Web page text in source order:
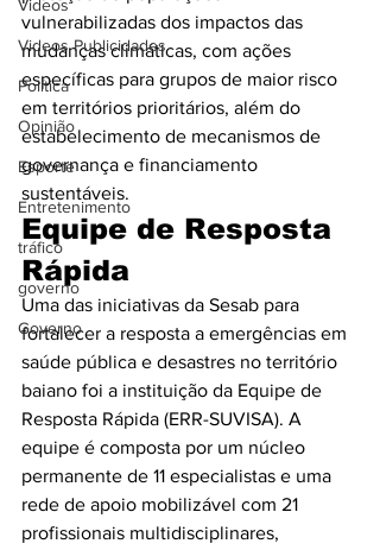
Videos
Videos Publicidades
Política
Opinião
Esporte
Entretenimento
tráfico
governo
Governo
vulnerabilizadas dos impactos das
mudanças climáticas, com ações
específicas para grupos de maior risco
em territórios prioritários, além do
estabelecimento de mecanismos de
governança e financiamento
sustentáveis.
Equipe de Resposta
Rápida
Uma das iniciativas da Sesab para
fortalecer a resposta a emergências em
saúde pública e desastres no território
baiano foi a instituição da Equipe de
Resposta Rápida (ERR-SUVISA). A
equipe é composta por um núcleo
permanente de 11 especialistas e uma
rede de apoio mobilizável com 21
profissionais multidisciplinares,